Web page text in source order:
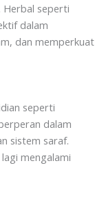
Herbal seperti
dalam
dan memperkuat
seperti
dalam
sistem saraf.
mengalami